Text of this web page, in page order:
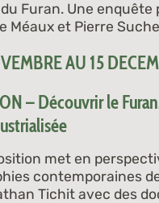
Furan. Une
Méaux et Pierre
AU 15
– Découvrir le
met en
contemporaines
Tichit avec des